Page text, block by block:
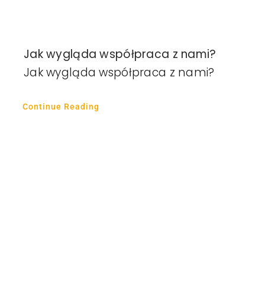
Jak wygląda współpraca z nami?
Jak wygląda współpraca z nami?
Continue Reading